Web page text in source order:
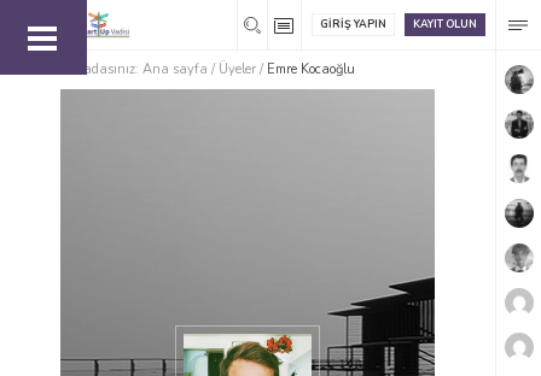
KAYIT OLUN
GIRIŞ YAPIN
Buradasınız: Ana sayfa / Üyeler / Emre Kocaoğlu